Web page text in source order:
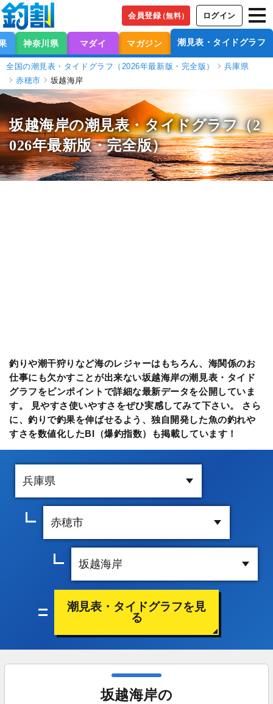
会員登録（無料） ログイン
神奈川県 マダイ マガジン 潮見表・タイドグラフ
全国の潮見表・タイドグラフ（2026年最新版・完全版）
兵庫県
赤穂市
坂越海岸
坂越海岸の潮見表・タイドグラフ（2
026年最新版・完全版）
釣りや潮干狩りなど海のレジャーはもちろん、海関係のお
仕事にも欠かすことが出来ない坂越海岸の潮見表・タイド
グラフをピンポイントで詳細な最新データを公開していま
す。 見やすさ使いやすさをぜひ実感してみて下さい。 さら
に、釣りで釣果を伸ばせるよう、独自開発した魚の釣れや
すさを数値化したBI（爆釣指数）も掲載しています！
潮見表・タイドグラフを見
る
坂越海岸の